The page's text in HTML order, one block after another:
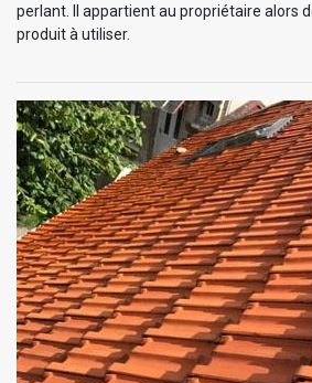
perlant. Il appartient au propriétaire alors
produit à utiliser.